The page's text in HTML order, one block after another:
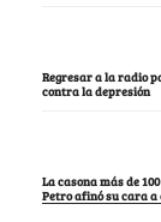
Regresar a la radio
contra la depresión
La casona más de
Petro afinó su cara